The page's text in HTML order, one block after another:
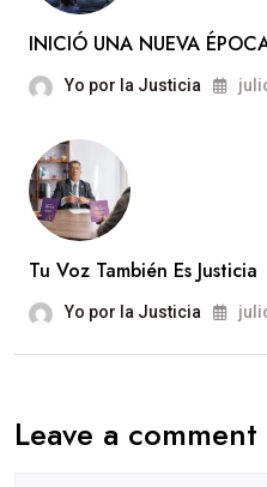
INICIÓ UNA NUEVA
Yo por la Justicia
Tu Voz También Es Justicia
Yo por la Justicia
Leave a comment